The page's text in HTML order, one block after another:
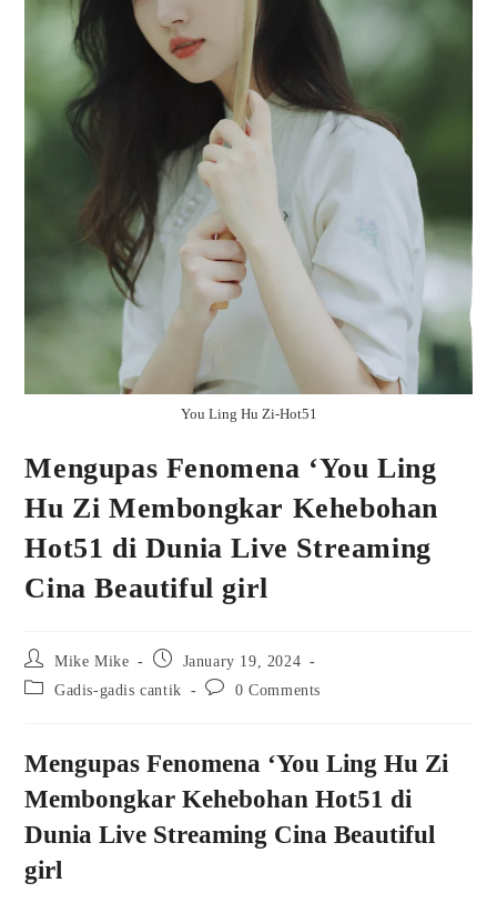
You Ling Hu Zi-Hot51
Mengupas Fenomena ‘You Ling
Hu Zi Membongkar Kehebohan
Hot51 di Dunia Live Streaming
Cina Beautiful girl
Post
author:
Mike Mike
Post
published:
January 19, 2024
Post Gadis-gadis cantik
Post 0 Comments
Mengupas Fenomena ‘You Ling Hu Zi
Membongkar Kehebohan Hot51 di
Dunia Live Streaming Cina Beautiful
girl